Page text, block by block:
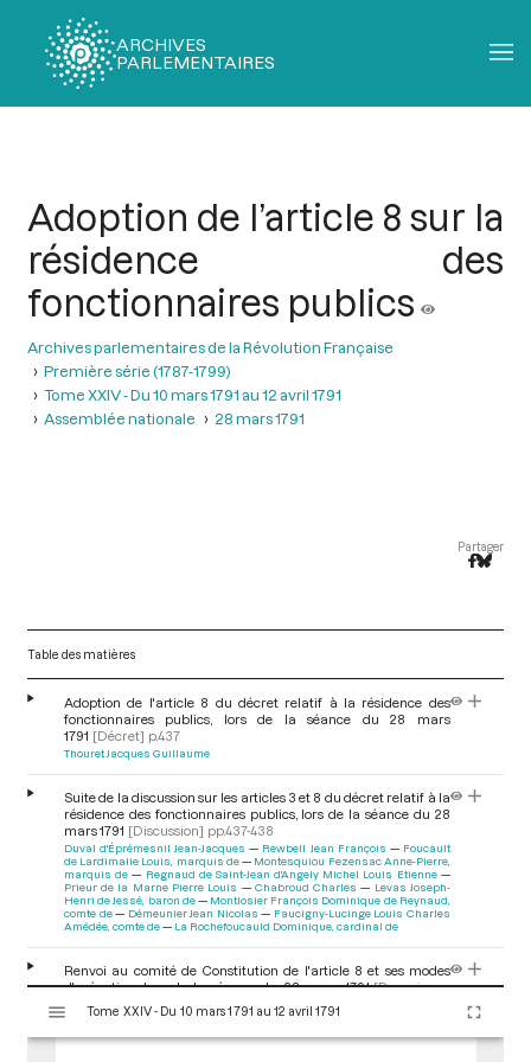
ARCHIVES
PARLEMENTAIRES
Adoption de l’article 8 sur la
résidence des
fonctionnaires publics
Archives parlementaires de la Révolution Française
Première série (1787-1799)
Tome XXIV - Du 10 mars 1791 au 12 avril 1791
Assemblée nationale
28 mars 1791
Partager
Table des matières
Adoption de l'article 8 du décret relatif à la résidence des
fonctionnaires publics, lors de la séance du 28 mars
1791 [Décret] p.437
Thouret Jacques Guillaume
Suite de la discussion sur les articles 3 et 8 du décret relatif à la
résidence des fonctionnaires publics, lors de la séance du 28
mars 1791 [Discussion] pp.437-438
Duval d'Éprémesnil Jean-Jacques Rewbell Jean François
Foucault
de Lardimalie Louis, marquis de
Montesquiou Fezensac Anne-Pierre,
marquis de
Regnaud de Saint-Jean d'Angely Michel Louis Etienne
Prieur de la Marne Pierre Louis
Chabroud Charles
Levas Joseph-
Henri de Jessé, baron de
Montlosier François Dominique de Reynaud,
comte de
Démeunier Jean Nicolas
Faucigny-Lucinge Louis Charles
Amédée, comte de
La Rochefoucauld Dominique, cardinal de
Renvoi au comité de Constitution de l'article 8 et ses modes
d'exécution, lors de la séance du 28 mars 1791 [Renvoi aux
s
Tome XXIV - Du 10 mars 1791 au 12 avril 1791